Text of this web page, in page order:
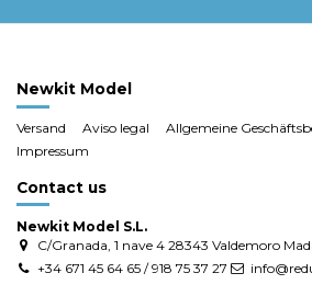
Newkit Model
Versand Aviso legal
Allgemeine
Impressum
Contact us
Newkit Model S.L.
C/Granada, 1 nave 4 28343 Valdemoro
+34 671 45 64 65 / 918 75 37 27